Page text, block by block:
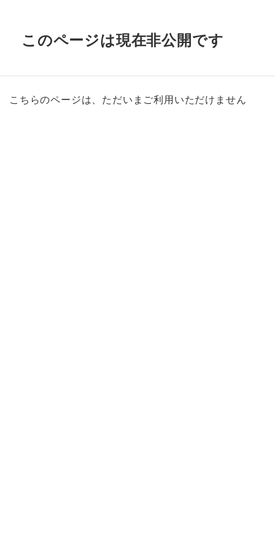
このページは現在非公開です
こちらのページは、ただいまご利用いただけません